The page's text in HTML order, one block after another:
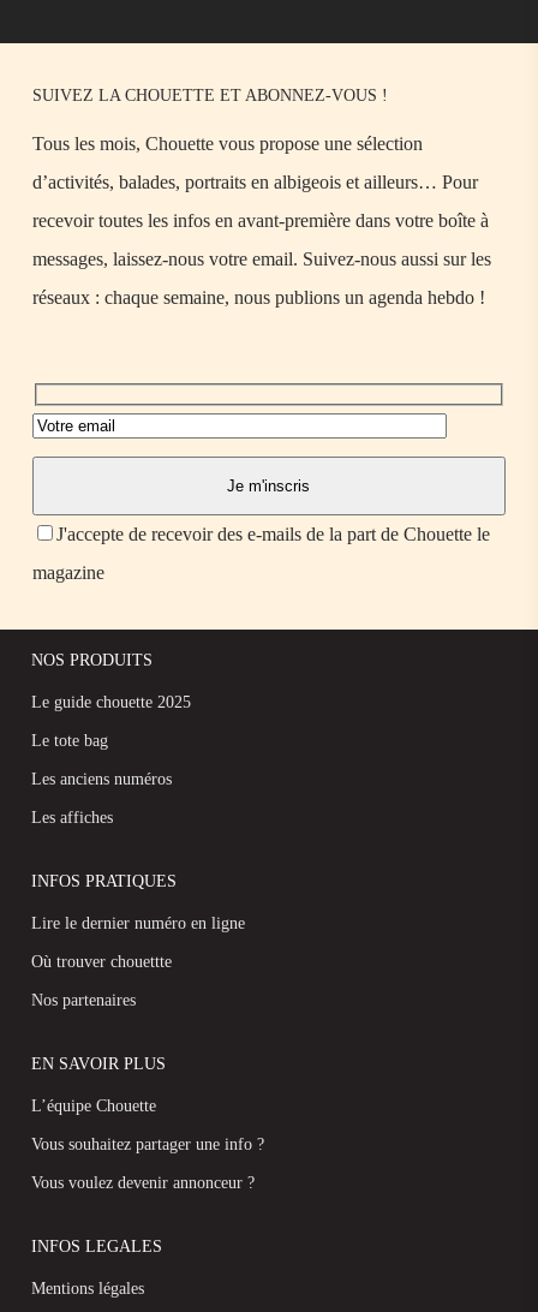
SUIVEZ LA CHOUETTE ET ABONNEZ-VOUS !
Tous les mois, Chouette vous propose une sélection
d’activités, balades, portraits en albigeois et ailleurs… Pour
recevoir toutes les infos en avant-première dans votre boîte à
messages, laissez-nous votre email. Suivez-nous aussi sur les
réseaux : chaque semaine, nous publions un agenda hebdo !
J'accepte de recevoir des e-mails de la part de Chouette le
magazine
NOS PRODUITS
Le guide chouette 2025
Le tote bag
Les anciens numéros
Les affiches
INFOS PRATIQUES
Lire le dernier numéro en ligne
Où trouver chouettte
Nos partenaires
EN SAVOIR PLUS
L’équipe Chouette
Vous souhaitez partager une info ?
Vous voulez devenir annonceur ?
INFOS LEGALES
Mentions légales